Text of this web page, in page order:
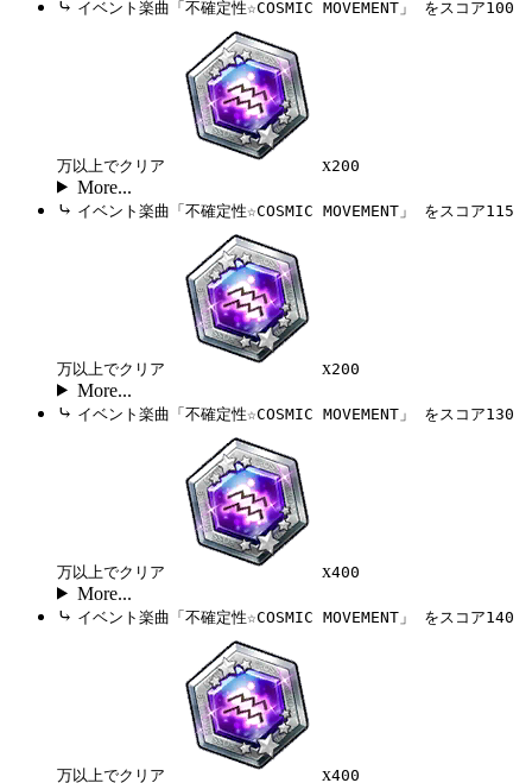
⤷ イベント楽曲「不確定性☆COSMIC MOVEMENT」 をスコア100
万以上でクリア x200
More...
⤷ イベント楽曲「不確定性☆COSMIC MOVEMENT」 をスコア115
万以上でクリア x200
More...
⤷ イベント楽曲「不確定性☆COSMIC MOVEMENT」 をスコア130
万以上でクリア x400
More...
⤷ イベント楽曲「不確定性☆COSMIC MOVEMENT」 をスコア140
万以上でクリア x400